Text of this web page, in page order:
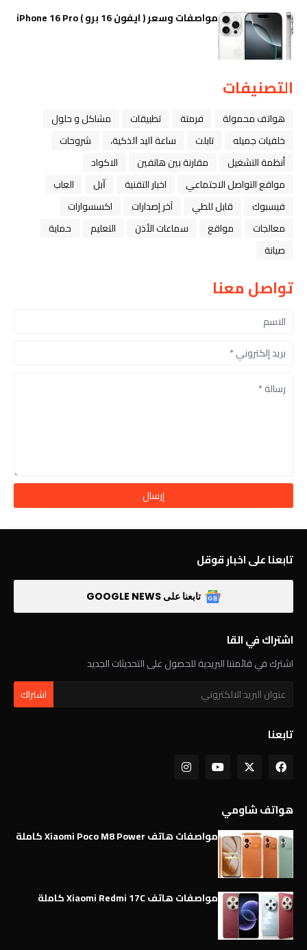
مواصفات وسعر ( ايفون 16 برو ) iPhone 16 Pro
التصنيفات
هواتف محمولة فرمتة تطبيقات
مشاكل و حلول
خلفيات جميله
تابلت ﺳﺎﻋﺔ ﺍﻟﻴﺪ ﺍﻟﺬﻛﻴﺔ،
شروحات
أنظمة التشغيل
مقارنة بين هاتفين
الاكواد
مواقع التواصل الاجتماعي
اخبار التقنية ﺁﺑﻞ
العاب
فيسبوك
قابل للطي آخر إصدارات
اكسسوارات
معالجات
مواقع سماعات الأذن التعليم
حماية
صيانة
تواصل معنا
تابعنا على اخبار قوقل
تابعنا على GOOGLE NEWS
اشتراك في القا
اشترك في قائمتنا البريدية للحصول على التحديثات الجديد
تابعنا
هواتف شاومي
مواصفات هاتف Xiaomi Poco M8 Power كاملة
مواصفات هاتف Xiaomi Redmi 17C كاملة